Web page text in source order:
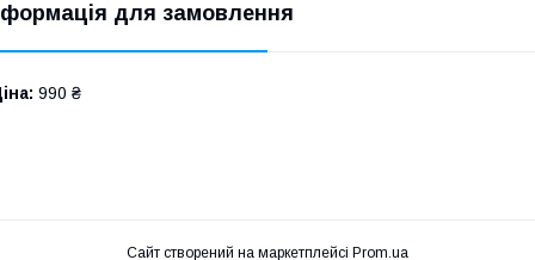
для замовлення
990 ₴
Сайт створений на маркетплейсі Prom.ua